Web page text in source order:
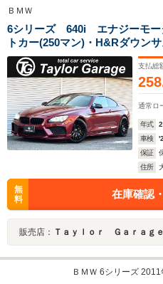
ＢＭＷ
6シリーズ 640i エナジーモー
トカー(250マン)・H&Rダウン
ーミリオンレッド)・ボディキ
ピレリタイヤ2024年・レーダー
キーレス2本
支払総
通常ロ
年式
車検
保証
住所
無
料
在庫確認
販売店： Ｔａｙｌｏｒ Ｇａｒａｇｅ
ＢＭＷ 6シリーズ